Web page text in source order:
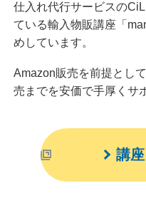
仕入れ代行サービスの
ている輸入物販講座「
めしています。
Amazon販売を前提とし
売までを安価で手厚くサ
講